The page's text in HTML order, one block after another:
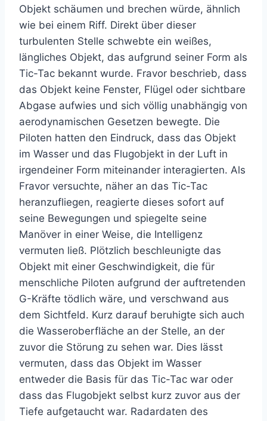
Objekt schäumen und brechen würde, ähnlich
wie bei einem Riff. Direkt über dieser
turbulenten Stelle schwebte ein weißes,
längliches Objekt, das aufgrund seiner Form als
Tic-Tac bekannt wurde. Fravor beschrieb, dass
das Objekt keine Fenster, Flügel oder sichtbare
Abgase aufwies und sich völlig unabhängig von
aerodynamischen Gesetzen bewegte. Die
Piloten hatten den Eindruck, dass das Objekt
im Wasser und das Flugobjekt in der Luft in
irgendeiner Form miteinander interagierten. Als
Fravor versuchte, näher an das Tic-Tac
heranzufliegen, reagierte dieses sofort auf
seine Bewegungen und spiegelte seine
Manöver in einer Weise, die Intelligenz
vermuten ließ. Plötzlich beschleunigte das
Objekt mit einer Geschwindigkeit, die für
menschliche Piloten aufgrund der auftretenden
G-Kräfte tödlich wäre, und verschwand aus
dem Sichtfeld. Kurz darauf beruhigte sich auch
die Wasseroberfläche an der Stelle, an der
zuvor die Störung zu sehen war. Dies lässt
vermuten, dass das Objekt im Wasser
entweder die Basis für das Tic-Tac war oder
dass das Flugobjekt selbst kurz zuvor aus der
Tiefe aufgetaucht war. Radardaten des